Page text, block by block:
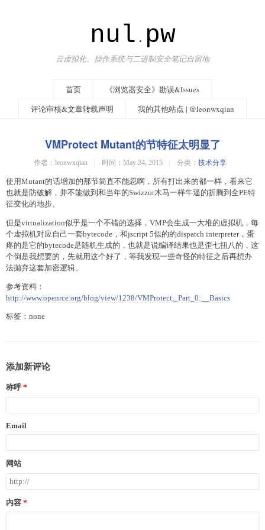
nul . pw
云虚拟化、操作系统与二进制安全笔记自留地
首页
《浏览器安全》勘误&Issues
评论审核&文章转载声明
我的其他站点 | @leonwxqian
VMProtect Mutant的节特征太明显了
作者：leonwxqian 时间：May 24, 2015 分类： 技术分享
使用Mutant的话增加的那节简直不能忍啊，所有打出来的都一样，看来它
也就是防破解，并不能做到和当年的Swizzor木马一样牛逼的折腾到全PE特
征变化的地步。
但是virtualization似乎是一个不错的选择，VMP会生成一大堆的虚拟机，每
个虚拟机对应自己一套bytecode，和jscript 5似的的dispatch interpreter，蛋
疼的是它的bytecode是随机生成的，也就是说编译结果也是歪七扭八的，这
个倒是我想要的，先就用这个好了，等我发现一些奇怪的特征之后再想办
法抛弃这套加密逻辑。
参考资料：
http://www.openrce.org/blog/view/1238/VMProtect,_Part_0:__Basics
标签：none
添加新评论
称呼
Email
网站
内容